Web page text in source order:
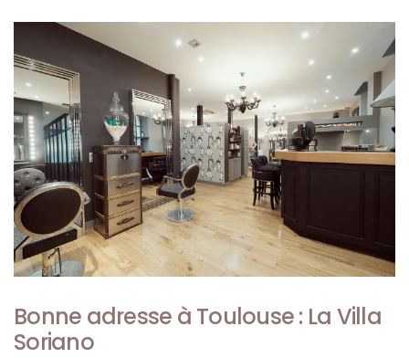
sur
ce
sac
en
soie
et
cuir
au
luxe
discret
Bonne adresse à Toulouse : La Villa
Soriano